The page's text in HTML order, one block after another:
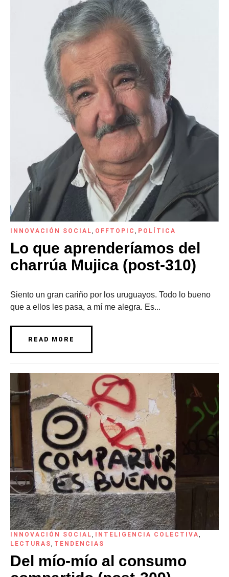
INNOVACIÓN SOCIAL, OFFTOPIC , POLÍTICA
Lo que aprenderíamos del
charrúa Mujica (post-310)
Siento un gran cariño por los uruguayos. Todo lo bueno
que a ellos les pasa, a mí me alegra. Es...
READ MORE
INNOVACIÓN SOCIAL, INTELIGENCIA COLECTIVA,
LECTURAS, TENDENCIAS
Del mío-mío al consumo